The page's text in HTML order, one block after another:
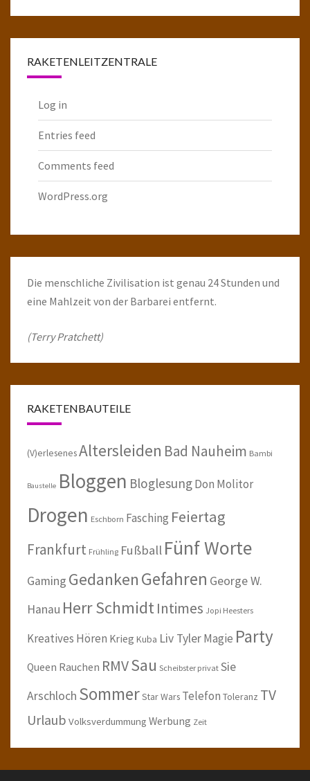
RAKETENLEITZENTRALE
Log in
Entries feed
Comments feed
WordPress.org
Die menschliche Zivilisation ist genau 24 Stunden und
eine Mahlzeit von der Barbarei entfernt.
(Terry Pratchett)
RAKETENBAUTEILE
(V)erlesenesAltersleiden Bad Nauheim Bambi
Baustelle Bloggen BloglesungDon Molitor
Drogen Eschborn Fasching Feiertag
Frankfurt Frühling Fußball Fünf Worte
Gaming GedankenGefahren George W.
Hanau Herr SchmidtIntimes Jopi Heesters
Kreatives Hören Krieg Kuba Liv TylerMagie Party
Queen Rauchen RMVSau Scheibster privat Sie
Arschloch SommerStar Wars Telefon Toleranz TV
Urlaub Volksverdummung Werbung Zeit